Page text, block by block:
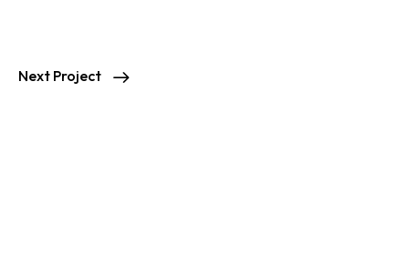
Next Project